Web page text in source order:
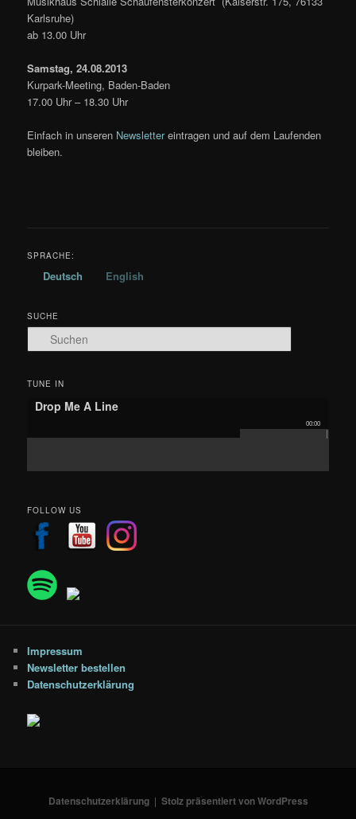
Karlsruhe)
ab 13.00 Uhr
Samstag, 24.08.2013
Kurpark-Meeting, Baden-Baden
17.00 Uhr – 18.30 Uhr
Einfach in unseren Newslettereintragen und auf dem Laufenden
bleiben.
SPRACHE:
Deutsch English
SUCHE
u
h
TUNE IN
Drop Me A Line
00:00
FOLLOW US
Impressum
Newsletter bestellen
Datenschutzerklärung
Datenschutzerklärung Stolz präsentiert von WordPress